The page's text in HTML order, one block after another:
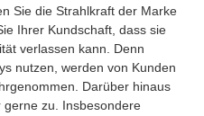
Sie die Strahlkraft der Marke
Ihrer Kundschaft, dass sie
verlassen kann. Denn
nutzen, werden von Kunden
Darüber hinaus
gerne zu. Insbesondere